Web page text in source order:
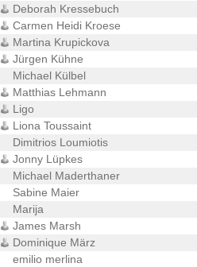
Deborah Kressebuch
Carmen Heidi Kroese
Martina Krupickova
Jürgen Kühne
Michael Külbel
Matthias Lehmann
Ligo
Liona Toussaint
Dimitrios Loumiotis
Jonny Lüpkes
Michael Maderthaner
Sabine Maier
Marija
James Marsh
Dominique März
emilio merlina